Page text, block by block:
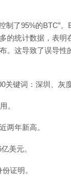
制了95%的BTC”
的统计数据，表
。这导致了误导
关键词：深圳、灰
。
两年新高。
美元。
证明。